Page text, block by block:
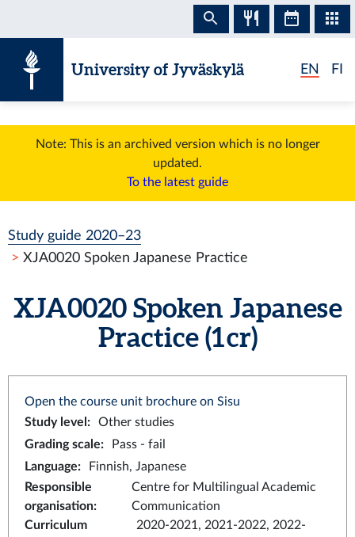
University of Jyväskylä EN FI
Note: This is an archived version which is no longer
updated.
To the latest guide
Study guide 2020–23
XJA0020 Spoken Japanese Practice
XJA0020 Spoken Japanese
Practice (1 cr)
Open the course unit brochure on Sisu
Study level :
Other studies
Grading scale:
Pass - fail
Language:
Finnish, Japanese
Responsible
organisation:
Centre for Multilingual Academic
Communication
Curriculum
2020-2021, 2021-2022, 2022-